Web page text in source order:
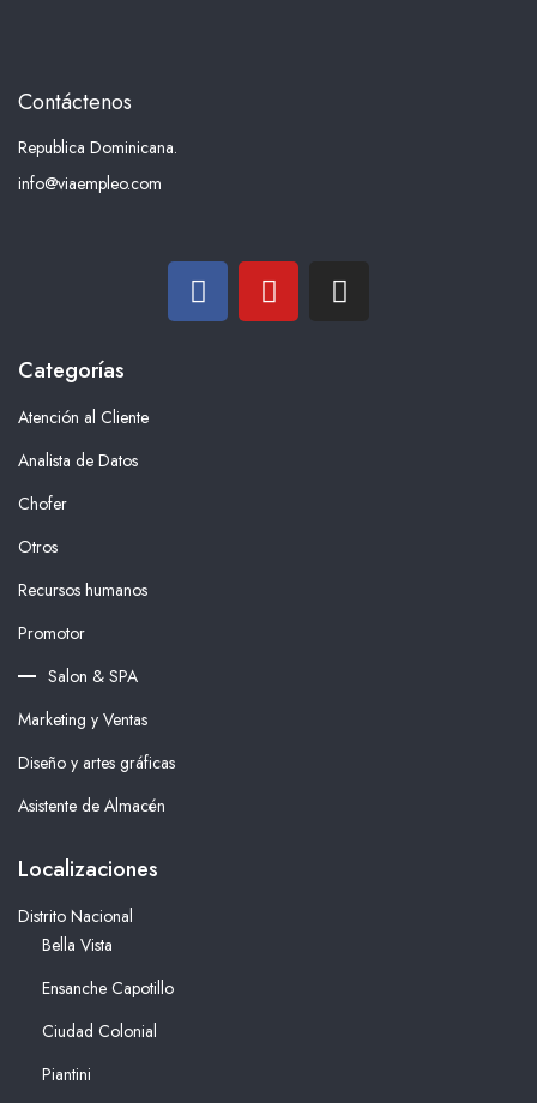
Contáctenos
Republica Dominicana.
info@viaempleo.com
Categorías
Atención al Cliente
Analista de Datos
Chofer
Otros
Recursos humanos
Promotor
Salon & SPA
Marketing y Ventas
Diseño y artes gráficas
Asistente de Almacén
Localizaciones
Distrito Nacional
Bella Vista
Ensanche Capotillo
Ciudad Colonial
Piantini